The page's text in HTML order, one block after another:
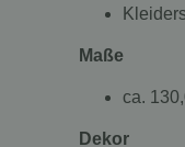
Maße
ca.
Dekor